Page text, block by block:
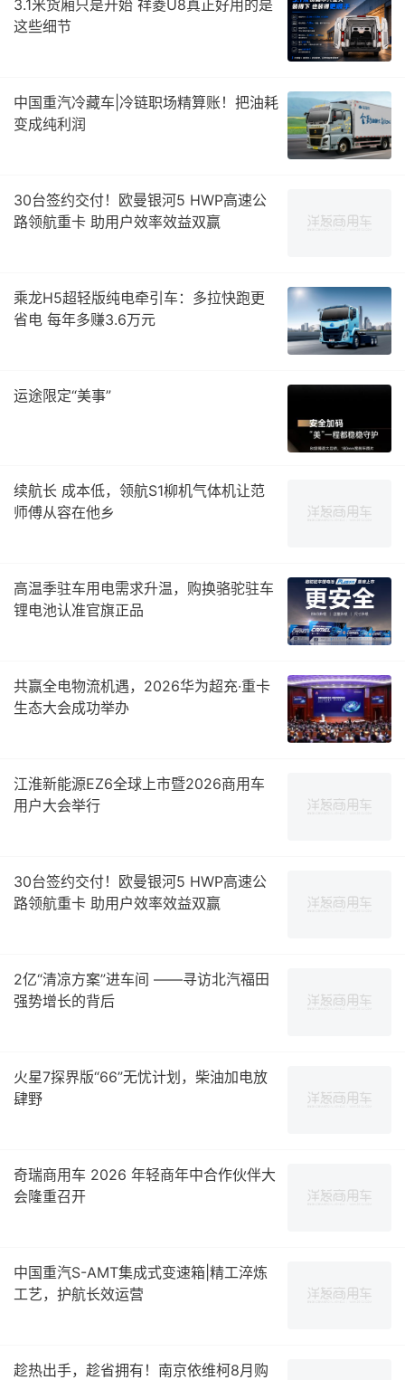
3.1米货厢只是开始 祥菱U8真正好用的是
这些细节
中国重汽冷藏车|冷链职场精算账！把油耗
变成纯利润
30台签约交付！欧曼银河5 HWP高速公
路领航重卡 助用户效率效益双赢
乘龙H5超轻版纯电牵引车：多拉快跑更
省电 每年多赚3.6万元
运途限定“美事”
续航长 成本低，领航S1柳机气体机让范
师傅从容在他乡
高温季驻车用电需求升温，购换骆驼驻车
锂电池认准官旗正品
共赢全电物流机遇，2026华为超充·重卡
生态大会成功举办
江淮新能源EZ6全球上市暨2026商用车
用户大会举行
30台签约交付！欧曼银河5 HWP高速公
路领航重卡 助用户效率效益双赢
2亿“清凉方案”进车间 ——寻访北汽福田
强势增长的背后
火星7探界版“66”无忧计划，柴油加电放
肆野
奇瑞商用车 2026 年轻商年中合作伙伴大
会隆重召开
中国重汽S-AMT集成式变速箱|精工淬炼
工艺，护航长效运营
趁热出手，趁省拥有！南京依维柯8月购